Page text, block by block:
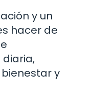
y un
hacer de
y